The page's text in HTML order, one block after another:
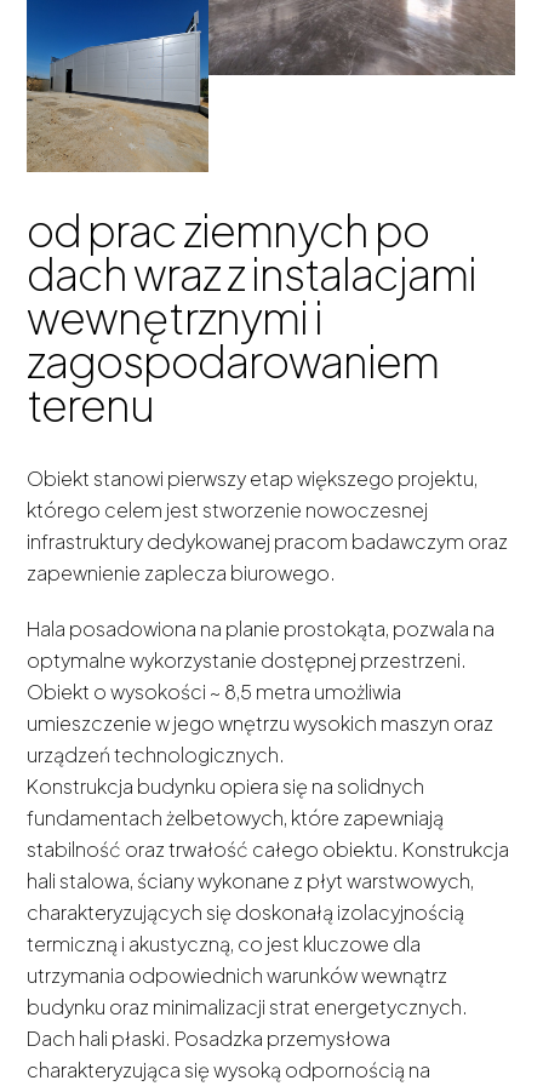
od prac ziemnych po
dach wraz z instalacjami
wewnętrznymi i
zagospodarowaniem
terenu
Obiekt stanowi pierwszy etap większego projektu,
którego celem jest stworzenie nowoczesnej
infrastruktury dedykowanej pracom badawczym oraz
zapewnienie zaplecza biurowego.
Hala posadowiona na planie prostokąta, pozwala na
optymalne wykorzystanie dostępnej przestrzeni.
Obiekt o wysokości ~ 8,5 metra umożliwia
umieszczenie w jego wnętrzu wysokich maszyn oraz
urządzeń technologicznych.
Konstrukcja budynku opiera się na solidnych
fundamentach żelbetowych, które zapewniają
stabilność oraz trwałość całego obiektu. Konstrukcja
hali stalowa, ściany wykonane z płyt warstwowych,
charakteryzujących się doskonałą izolacyjnością
termiczną i akustyczną, co jest kluczowe dla
utrzymania odpowiednich warunków wewnątrz
budynku oraz minimalizacji strat energetycznych.
Dach hali płaski. Posadzka przemysłowa
charakteryzująca się wysoką odpornością na